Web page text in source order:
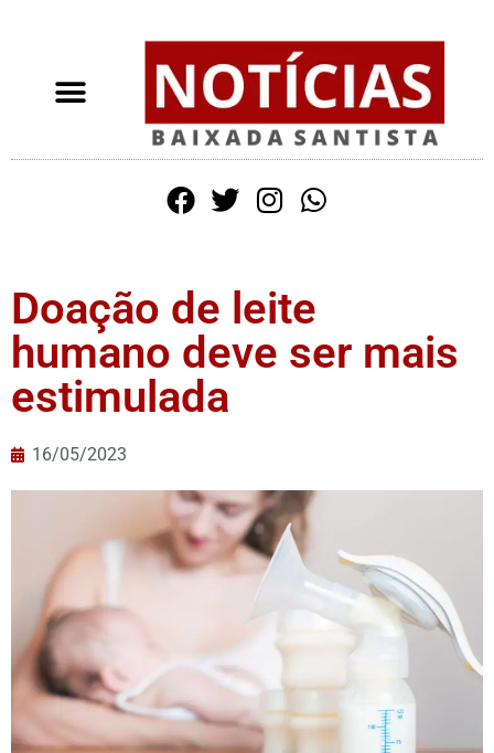
Doação de leite
humano deve ser mais
estimulada
16/05/2023